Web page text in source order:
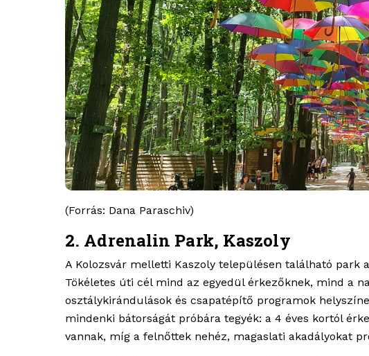
(Forrás: Dana Paraschiv)
2. Adrenalin Park, Kaszoly
A Kolozsvár melletti Kaszoly településen található park
Tökéletes úti cél mind az egyedül érkezőknek, mind a
osztálykirándulások és csapatépítő programok
mindenki bátorságát próbára tegyék: a 4 éves kortól
vannak, míg a felnőttek nehéz, magaslati akadályokat